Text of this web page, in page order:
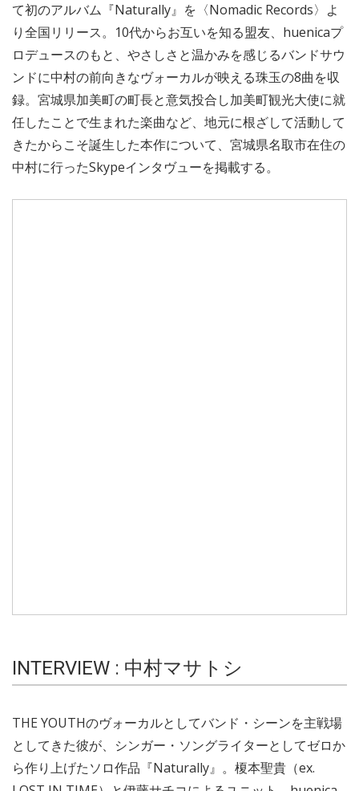
て初のアルバム『Naturally』を〈Nomadic Records〉よ
り全国リリース。10代からお互いを知る盟友、huenicaプ
ロデュースのもと、やさしさと温かみを感じるバンドサウ
ンドに中村の前向きなヴォーカルが映える珠玉の8曲を収
録。宮城県加美町の町長と意気投合し加美町観光大使に就
任したことで生まれた楽曲など、地元に根ざして活動して
きたからこそ誕生した本作について、宮城県名取市在住の
中村に行ったSkypeインタヴューを掲載する。
INTERVIEW : 中村マサトシ
THE YOUTHのヴォーカルとしてバンド・シーンを主戦場
としてきた彼が、シンガー・ソングライターとしてゼロか
ら作り上げたソロ作品『Naturally』。榎本聖貴（ex.